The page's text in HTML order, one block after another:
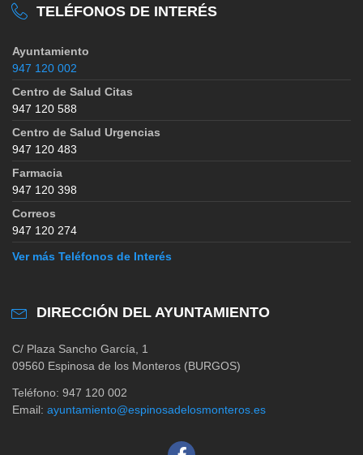
TELÉFONOS DE INTERÉS
Ayuntamiento
947 120 002
Centro de Salud Citas
947 120 588
Centro de Salud Urgencias
947 120 483
Farmacia
947 120 398
Correos
947 120 274
Ver más Teléfonos de Interés
DIRECCIÓN DEL AYUNTAMIENTO
C/ Plaza Sancho García, 1
09560 Espinosa de los Monteros (BURGOS)
Teléfono: 947 120 002
Email: ayuntamiento@espinosadelosmonteros.es